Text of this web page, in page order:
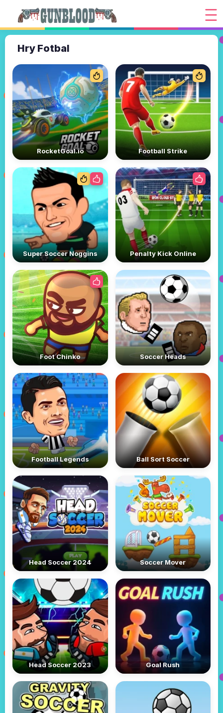
Hry Fotbal
RocketGoal.io Football Strike
Super Soccer Noggins Penalty Kick Online
Foot Chinko Soccer Heads
Football Legends Ball Sort Soccer
Head Soccer 2024 Soccer Mover
Head Soccer 2023 Goal Rush